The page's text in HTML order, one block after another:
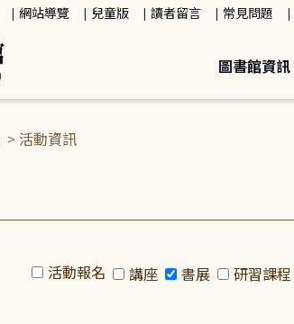
網站導覽 兒童版 讀者留言 常見問題
圖書館資訊
> 活動資訊
活動報名 講座 書展 研習課程